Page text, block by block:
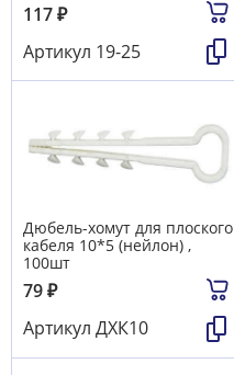
117₽
Артикул 19-25
Дюбель-хомут для плоского
кабеля 10*5 (нейлон) ,
100шт
79₽
Артикул ДХК10